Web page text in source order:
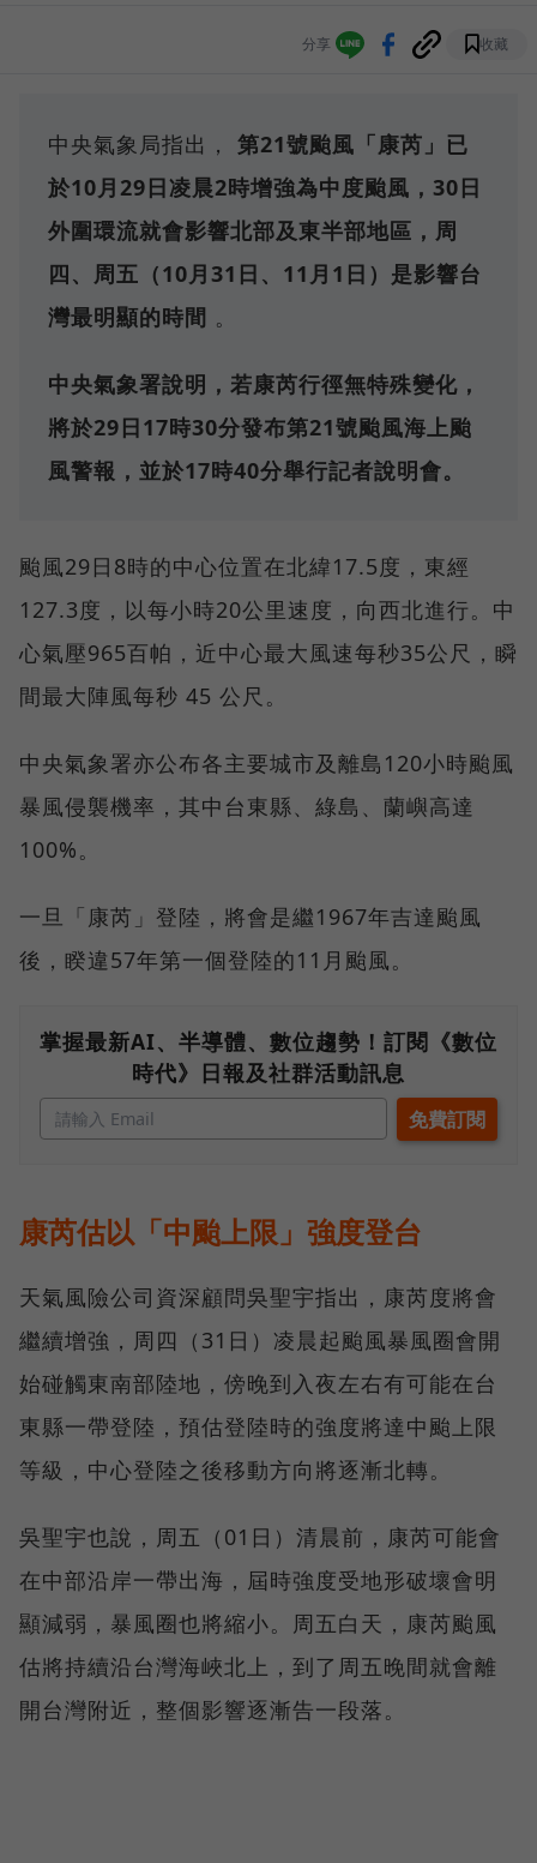
分享 收藏
中央氣象局指出， 第21號颱風「康芮」已
於10月29日凌晨2時增強為中度颱風，30日
外圍環流就會影響北部及東半部地區，周
四、周五（10月31日、11月1日）是影響台
灣最明顯的時間 。
中央氣象署說明，若康芮行徑無特殊變化，
將於29日17時30分發布第21號颱風海上颱
風警報，並於17時40分舉行記者說明會。
颱風29日8時的中心位置在北緯17.5度，東經
127.3度，以每小時20公里速度，向西北進行。中
心氣壓965百帕，近中心最大風速每秒35公尺，瞬
間最大陣風每秒 45 公尺。
中央氣象署亦公布各主要城市及離島120小時颱風
暴風侵襲機率，其中台東縣、綠島、蘭嶼高達
100%。
一旦「康芮」登陸，將會是繼1967年吉達颱風
後，睽違57年第一個登陸的11月颱風。
掌握最新AI、半導體、數位趨勢！訂閱《數位
時代》日報及社群活動訊息
康芮估以「中颱上限」強度登台
天氣風險公司資深顧問吳聖宇指出，康芮度將會
繼續增強，周四（31日）凌晨起颱風暴風圈會開
始碰觸東南部陸地，傍晚到入夜左右有可能在台
東縣一帶登陸，預估登陸時的強度將達中颱上限
等級，中心登陸之後移動方向將逐漸北轉。
吳聖宇也說，周五（01日）清晨前，康芮可能會
在中部沿岸一帶出海，屆時強度受地形破壞會明
顯減弱，暴風圈也將縮小。周五白天，康芮颱風
估將持續沿台灣海峽北上，到了周五晚間就會離
開台灣附近，整個影響逐漸告一段落。